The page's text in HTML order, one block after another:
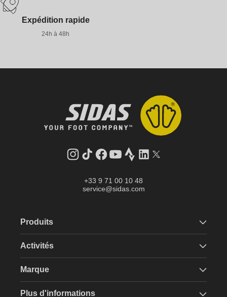
Expédition rapide
24h à 48h
Instagram
Tik
Facebook
YouTube
StravaLinkedInTwitter
+33 9 71 00 10 48
service@sidas.com
Produits
Activités
Marque
Plus d'informations